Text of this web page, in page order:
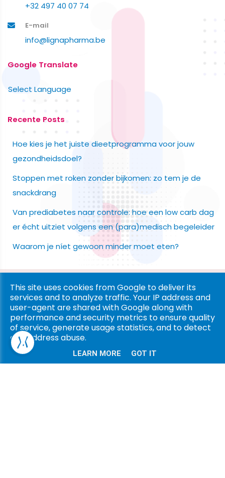
+32 497 40 07 74
E-mail
info@lignapharma.be
Google Translate
Select Language
Recente Posts
Hoe kies je het juiste dieetprogramma voor jouw
gezondheidsdoel?
Stoppen met roken zonder bijkomen: zo tem je de
snackdrang
Van prediabetes naar controle: hoe een low carb dag
er écht uitziet volgens een (para)medisch begeleider
Waarom je níet gewoon minder moet eten?
Copyright © 2026 Ligna Pharma. All rights reserved. |
& Cookies|UP-TO-DATE WebDesign
This site uses cookies from Google to deliver its
services and to analyze traffic. Your IP address and
user-agent are shared with Google along with
performance and security metrics to ensure quality
of service, generate usage statistics, and to detect
and address abuse.
LEARN MORE GOT IT